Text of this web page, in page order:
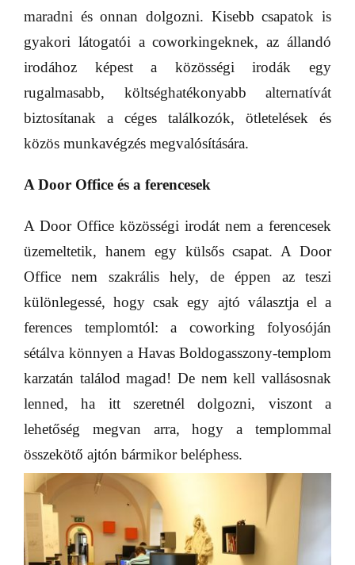
maradni és onnan dolgozni. Kisebb csapatok is
gyakori látogatói a coworkingeknek, az állandó
irodához képest a közösségi irodák egy
rugalmasabb, költséghatékonyabb alternatívát
biztosítanak a céges találkozók, ötletelések és
közös munkavégzés megvalósítására.
A Door Office és a ferencesek
A Door Office közösségi irodát nem a ferencesek
üzemeltetik, hanem egy külsős csapat. A Door
Office nem szakrális hely, de éppen az teszi
különlegessé, hogy csak egy ajtó választja el a
ferences templomtól: a coworking folyosóján
sétálva könnyen a Havas Boldogasszony-templom
karzatán találod magad! De nem kell vallásosnak
lenned, ha itt szeretnél dolgozni, viszont a
lehetőség megvan arra, hogy a templommal
összekötő ajtón bármikor beléphess.